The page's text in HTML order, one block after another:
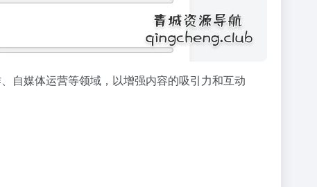
自媒体运营等领域，以增强内容的吸引力和互动